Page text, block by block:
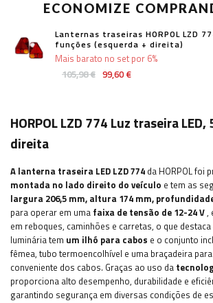
ECONOMIZE
Lanternas traseiras HORPOL LZD
funções (esquerda + direita)
105,98 € 99,60 €
Mais barato no set por 6%
HORPOL LZD 774 Luz traseira
direita
A lanterna traseira LED LZD 774 da HORPOL foi
montada no lado direito do veículo e tem as
largura 206,5 mm, altura 174 mm,
para operar em uma faixa de tensão de 12-24 V,
em reboques, caminhões e carretas, o que
luminária tem um ilhó para cabos e o conjunto
fêmea, tubo termoencolhível e uma braçadeira
conveniente dos cabos. Graças ao uso da
proporciona alto desempenho, durabilidade e
garantindo segurança em diversas condições de